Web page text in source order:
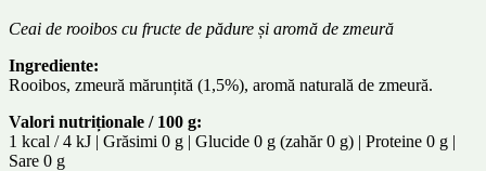
Ceai de rooibos cu fructe de pădure și aromă de zmeură
Ingrediente:
Rooibos, zmeură mărunțită (1,5%), aromă naturală de zmeură.
Valori nutriționale / 100 g:
1 kcal / 4 kJ | Grăsimi 0 g | Glucide 0 g (zahăr 0 g) | Proteine 0 g |
Sare 0 g